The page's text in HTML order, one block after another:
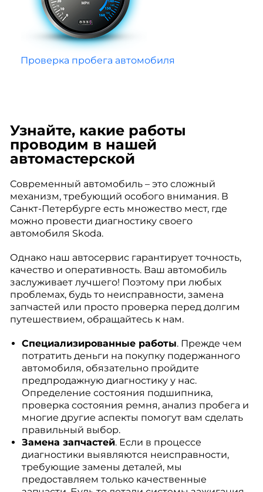
Проверка пробега автомобиля
Узнайте, какие работы
проводим в нашей
автомастерской
Современный автомобиль – это сложный
механизм, требующий особого внимания. В
Санкт-Петербурге есть множество мест, где
можно провести диагностику своего
автомобиля Skoda.
Однако наш автосервис гарантирует точность,
качество и оперативность. Ваш автомобиль
заслуживает лучшего! Поэтому при любых
проблемах, будь то неисправности, замена
запчастей или просто проверка перед долгим
путешествием, обращайтесь к нам.
Специализированные работы. Прежде чем
потратить деньги на покупку подержанного
автомобиля, обязательно пройдите
предпродажную диагностику у нас.
Определение состояния подшипника,
проверка состояния ремня, анализ пробега и
многие другие аспекты помогут вам сделать
правильный выбор.
Замена запчастей. Если в процессе
диагностики выявляются неисправности,
требующие замены деталей, мы
предоставляем только качественные